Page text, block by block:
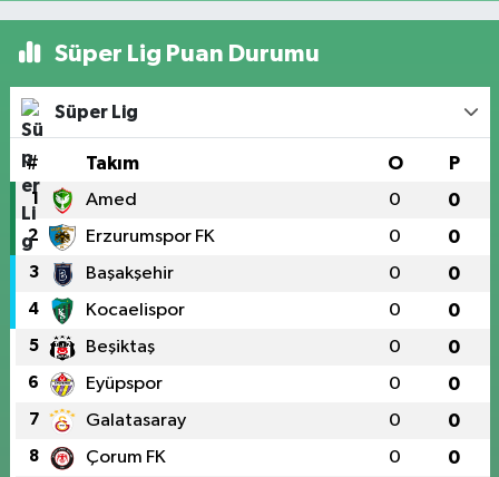
Süper Lig Puan Durumu
Süper Lig
# Takım O P
1 Amed 0 0
2 Erzurumspor FK 0 0
3 Başakşehir 0 0
4 Kocaelispor 0 0
5 Beşiktaş 0 0
6 Eyüpspor 0 0
7 Galatasaray 0 0
8 Çorum FK 0 0